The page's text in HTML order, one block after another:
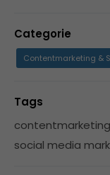
Categorie
Contentmarketing &
Tags
contentmarketing
social media